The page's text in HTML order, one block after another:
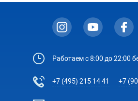
Работаем с 8:00 до 22:00
+7 (495) 215 14 41 +7